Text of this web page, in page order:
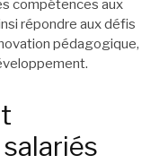
compétences aux
répondre aux défis
pédagogique,